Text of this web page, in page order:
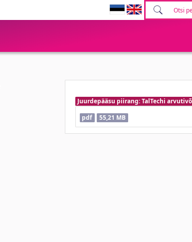
Juurdepääsu piirang: TalTechi
pdf
55,21 MB